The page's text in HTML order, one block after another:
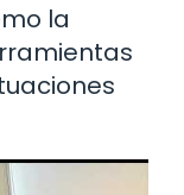
la